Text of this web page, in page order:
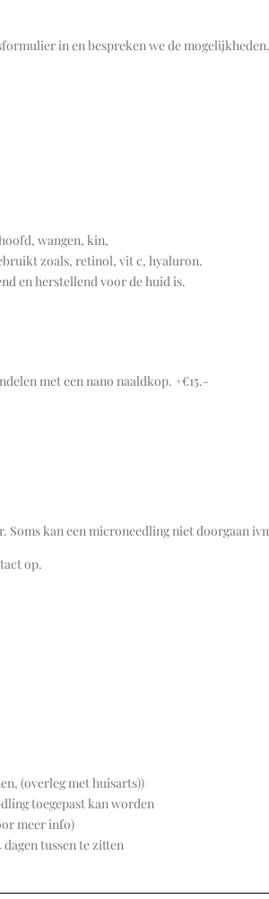
in en bespreken we de mogelijkheden.
wangen, kin,
zoals, retinol, vit c, hyaluron.
en herstellend voor de huid is.
met een nano naaldkop. +€15.-
Soms kan een microneedling niet doorgaan
op.
(overleg met huisarts))
toegepast kan worden
meer info)
tussen te zitten